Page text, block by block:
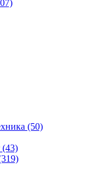
(50)
(43)